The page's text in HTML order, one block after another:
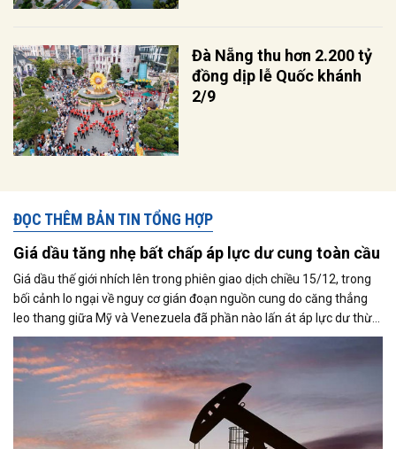
Đà Nẵng thu hơn 2.200 tỷ
đồng dịp lễ Quốc khánh
2/9
ĐỌC THÊM BẢN TIN TỔNG HỢP
Giá dầu tăng nhẹ bất chấp áp lực dư cung toàn cầu
Giá dầu thế giới nhích lên trong phiên giao dịch chiều 15/12, trong
bối cảnh lo ngại về nguy cơ gián đoạn nguồn cung do căng thẳng
leo thang giữa Mỹ và Venezuela đã phần nào lấn át áp lực dư thừa
nguồn cung đang bao trùm thị trường. Cùng với đó, giới đầu tư tiếp
tục theo dõi sát diễn biến liên quan đến khả năng đạt được một
thỏa thuận hòa bình giữa Nga và Ukraine.